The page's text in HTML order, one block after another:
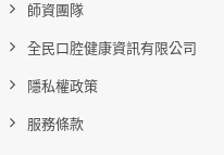
師資團隊
全民口腔健康資訊有限公司
隱私權政策
服務條款